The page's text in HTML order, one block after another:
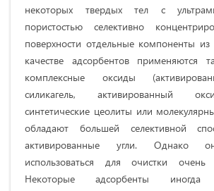
некоторых твердых тел с
пористостью селективно
поверхности отдельные компоненты из
качестве адсорбентов применяются
комплексные оксиды
силикагель, активированный
синтетические цеолиты или
обладают большей селективной
активированные угли. Однако
использоваться для очистки очень
Некоторые адсорбенты иногда